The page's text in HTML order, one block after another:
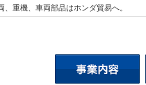
重機、車両部品はホンダ貿易へ。